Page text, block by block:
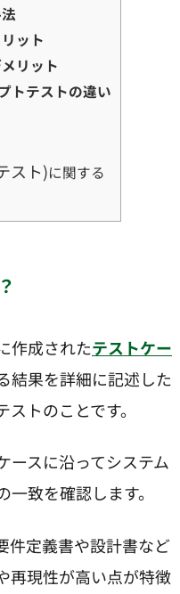
ット
リット
トテストの違い
スト)に関する
作成されたテストケー
結果を詳細に記述した
トのことです。
ースに沿ってシステム
致を確認します。
件定義書や設計書など
再現性が高い点が特徴